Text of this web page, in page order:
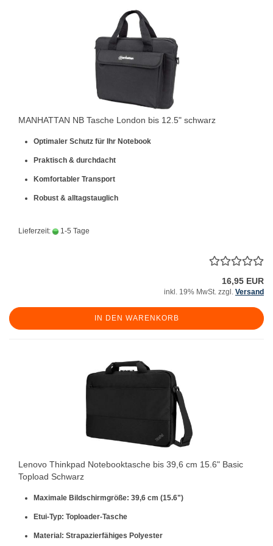
MANHATTAN NB Tasche London bis 12.5" schwarz
Optimaler Schutz für Ihr Notebook
Praktisch & durchdacht
Komfortabler Transport
Robust & alltagstauglich
Lieferzeit: 1-5 Tage
16,95 EUR
inkl. 19% MwSt. zzgl. Versand
IN DEN WARENKORB
Lenovo Thinkpad Notebooktasche bis 39,6 cm 15.6" Basic
Topload Schwarz
Maximale Bildschirmgröße: 39,6 cm (15.6")
Etui-Typ: Toploader-Tasche
Material: Strapazierfähiges Polyester